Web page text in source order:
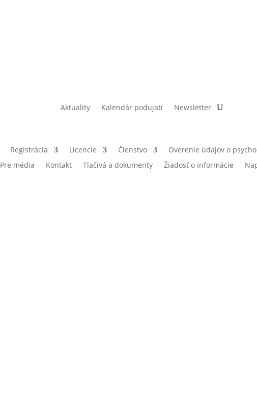
Aktuality Kalendár podujatí Newsletter
Registrácia Licencie Členstvo Overenie údajov o
Pre média Kontakt Tlačivá a dokumenty Žiadosť o informácie